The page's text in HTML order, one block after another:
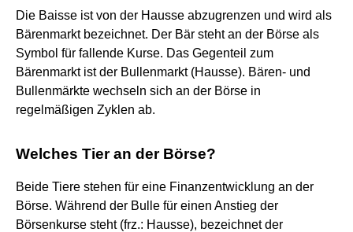
Die Baisse ist von der Hausse abzugrenzen und wird als
Bärenmarkt bezeichnet. Der Bär steht an der Börse als
Symbol für fallende Kurse. Das Gegenteil zum
Bärenmarkt ist der Bullenmarkt (Hausse). Bären- und
Bullenmärkte wechseln sich an der Börse in
regelmäßigen Zyklen ab.
Welches Tier an der Börse?
Beide Tiere stehen für eine Finanzentwicklung an der
Börse. Während der Bulle für einen Anstieg der
Börsenkurse steht (frz.: Hausse), bezeichnet der